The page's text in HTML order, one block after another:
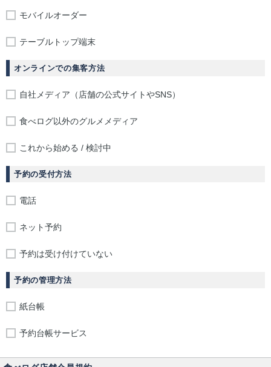
モバイルオーダー
テーブルトップ端末
オンラインでの集客方法
自社メディア（店舗の公式サイトやSNS）
食べログ以外のグルメメディア
これから始める / 検討中
予約の受付方法
電話
ネット予約
予約は受け付けていない
予約の管理方法
紙台帳
予約台帳サービス